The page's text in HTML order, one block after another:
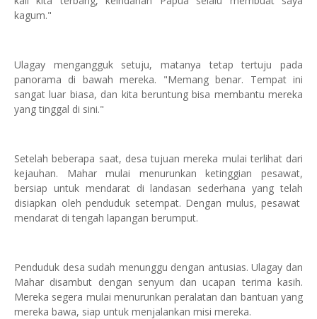
kagum."
Ulagay mengangguk setuju, matanya tetap tertuju pada
panorama di bawah mereka. "Memang benar. Tempat ini
sangat luar biasa, dan kita beruntung bisa membantu mereka
yang tinggal di sini."
Setelah beberapa saat, desa tujuan mereka mulai terlihat dari
kejauhan. Mahar mulai menurunkan ketinggian pesawat,
bersiap untuk mendarat di landasan sederhana yang telah
disiapkan oleh penduduk setempat. Dengan mulus, pesawat
mendarat di tengah lapangan berumput.
Penduduk desa sudah menunggu dengan antusias. Ulagay dan
Mahar disambut dengan senyum dan ucapan terima kasih.
Mereka segera mulai menurunkan peralatan dan bantuan yang
mereka bawa, siap untuk menjalankan misi mereka.